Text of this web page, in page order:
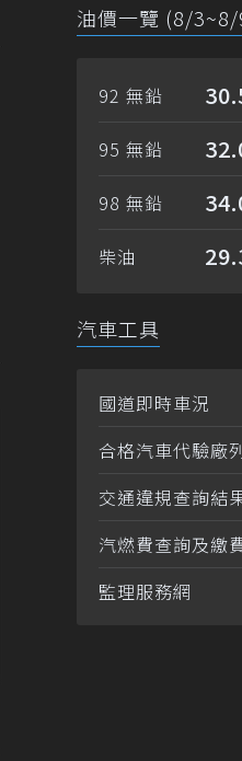
油價一覽 (8/3~8/
92 無鉛
95 無鉛
98 無鉛
柴油
汽車工具
國道即時車況
合格汽車代驗廠
交通違規查詢結
汽燃費查詢及繳
監理服務網